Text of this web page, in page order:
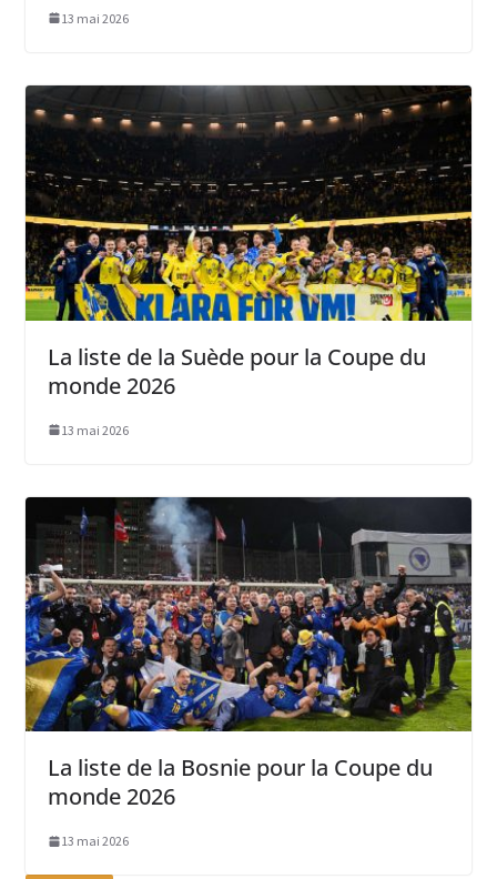
13 mai 2026
La liste de la Suède pour la Coupe du
monde 2026
13 mai 2026
La liste de la Bosnie pour la Coupe du
monde 2026
13 mai 2026